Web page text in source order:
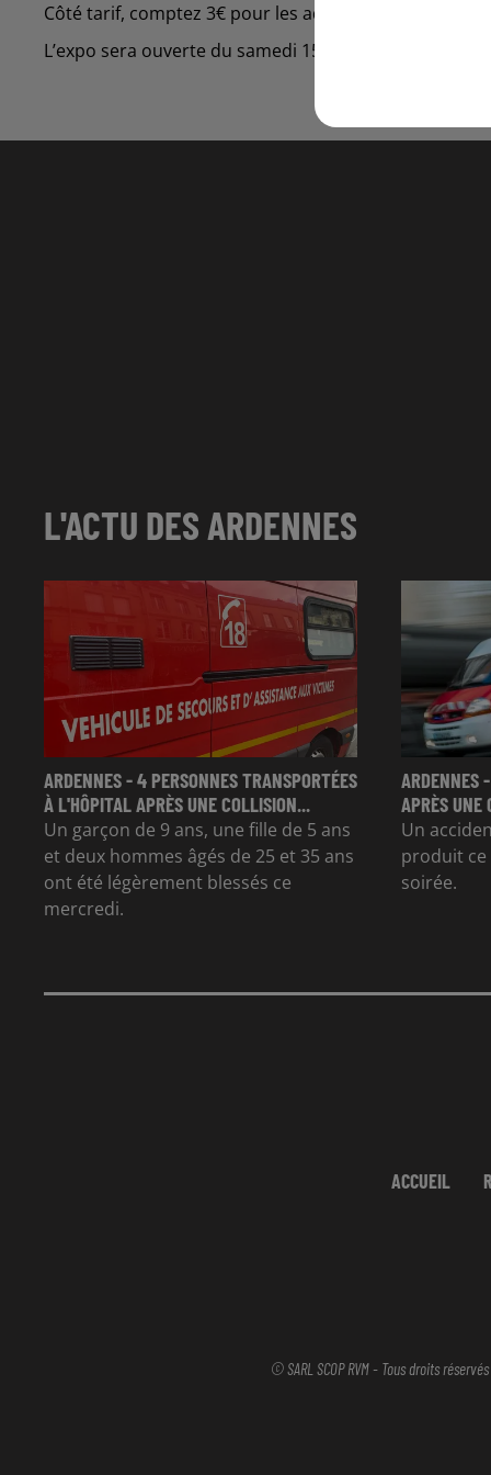
Côté tarif, comptez 3€ pour les adultes, 2€ pour les
L’expo sera ouverte du samedi 15 au mercredi 19
L'ACTU DES ARDENNES
ARDENNES - 4 PERSONNES TRANSPORTÉES
À L'HÔPITAL APRÈS UNE COLLISION...
Un garçon de 9 ans, une fille de 5 ans
et deux hommes âgés de 25 et 35 ans
ont été légèrement blessés ce
mercredi.
ARDENNES
APRÈS UNE
Un
produit
soirée.
ACCUEIL
© SARL SCOP RVM - Tous droits réservés